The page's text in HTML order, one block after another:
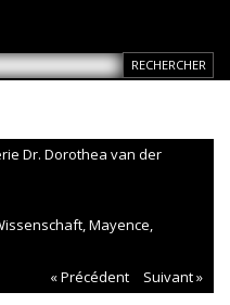
Dr. Dorothea van der
Mayence,
« Précédent
Suivant »